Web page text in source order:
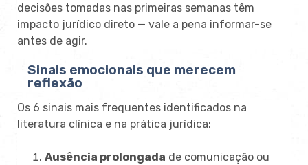
decisões tomadas nas primeiras semanas têm
impacto jurídico direto — vale a pena informar-se
antes de agir.
Sinais emocionais que merecem
reflexão
Os 6 sinais mais frequentes identificados na
literatura clínica e na prática jurídica:
Ausência prolongada de comunicação ou